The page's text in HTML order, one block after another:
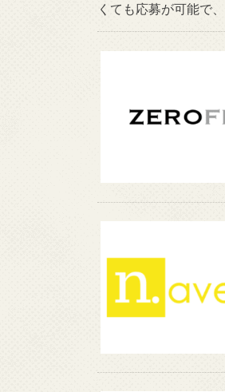
くても応募が可能で